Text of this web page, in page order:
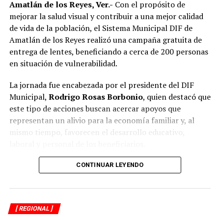
Si bien especialistas y organizaciones dedicadas al
bienestar animal coinciden en que los propietarios
tienen la obligación de impedir que sus mascotas
deambulen libremente por la vía pública, también
advierten que ello no significa mantenerlas
permanentemente amarradas.
La Ley de Protección a los Animales para el Estado de
Veracruz tiene como objetivo garantizar el bienestar, el
trato digno y evitar el maltrato y la crueldad hacia los
animales.
diversos actos de maltrato y crueldad, por lo que
mantener a un perro atado de forma permanente, sin
Por ello, ciudadanos señalaron que la medida debió
Amatlán de los Reyes, Ver.- Con el propósito de
mejorar la salud visual y contribuir a una mejor calidad
de vida de la población, el Sistema Municipal DIF de
Amatlán de los Reyes realizó una campaña gratuita de
entrega de lentes, beneficiando a cerca de 200 personas
en situación de vulnerabilidad.
La jornada fue encabezada por el presidente del DIF
Municipal, Rodrigo Rosas Borbonio, quien destacó que
este tipo de acciones buscan acercar apoyos que
representan un alivio para la economía familiar y, al
mismo tiempo, favorecen el desarrollo educativo,
Durante la campaña fueron atendidas niñas, niños,
mayores, quienes previamente se sometieron a
valoraciones visuales para determinar la graduación
adecuada y recibir lentes acordes a sus necesidades.
CONTINUAR LEYENDO
[ REGIONAL ]